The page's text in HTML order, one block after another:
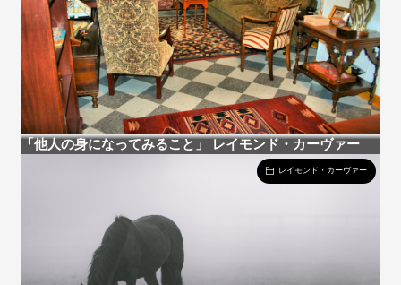
「他人の身になってみること」 レイモンド・カーヴァー
レイモンド・カーヴァー